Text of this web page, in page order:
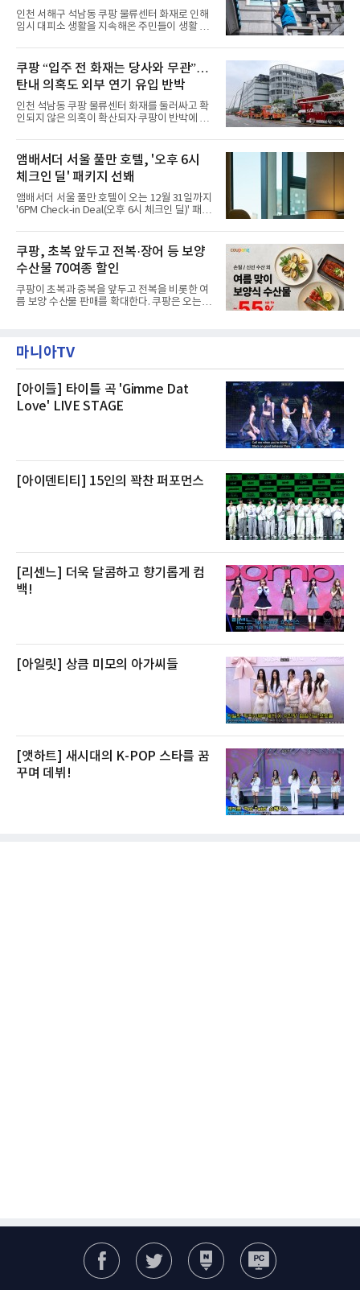
관을 소개해왔다. 앰버드 존은 앰버드가 우주여
행 중 수집한 다양한 굿즈를 전시한 '앰버드 플래
닛(Ambird Planet)과 계절별 플라워 연출로 사
라 극장을 모티브로 한 데코레이션으로 구성됐
다. 무대 공간 및 티켓 박스
력”
인천 서해구 석남동 쿠팡 물류센터 화재로 인해
임시 대피소 생활을 지속해온 주민들이 생활 터
필먼트서비스(CFS)가 지난 28일부터 화재 피해
주민을 대상으로 전문 출장 청소서비스 지원에
나섬으로써 본격적인 지역사회 복구 작업이 시
작된 것이다.대피소 주민 중심 청소 접수, 첫날
부터 2가구 지원 완료CFS는 신현초등학교, 신
현북초등학교, 신현여자중학교 등 인천 서해구
관내 임시 대피소 3곳에서 체류해온 화재 피해
민들의 호응 속에 CFS는 즉시 행동에 나섰다. 지
난 28일 오후 전문 청소업체와
쿠팡 “입주 전 화재는 당사와 무관”…
탄내 의혹도 외부 연기 유입 반박
인천 석남동 쿠팡 물류센터 화재를 둘러싸고 확
인되지 않은 의혹이 확산되자 쿠팡이 반박에 나
에 대해서는 외부 화재 연기 유입이라고 설명했
고, 2023년 같은 물류센터에서 발생한 화재에
대해서도 쿠팡 입주 전 공사 과정에서 벌어진 일
이라며 선을 그었다.쿠팡은 21일 인천 물류센터
내부에서 불이 타는 냄새가 났다는 의혹과 관련
해 “사실무근”이라는 입장을 밝혔다.회사 측은
“인근에서 지난 15일 다른 회사에서 발생한 대
것으로 확인됐다”고 설명했다.이어 “정확한 화
재 원인은 추후 조사될
앰배서더 서울 풀만 호텔, '오후 6시
체크인 딜' 패키지 선봬
앰배서더 서울 풀만 호텔이 오는 12월 31일까지
'6PM Check-in Deal(오후 6시 체크인 딜)' 패키
으로 여유로운 저녁 시간부터 호텔 스테이를 시
작할 수 있도록 준비됐다.앰배서더 서울 풀만 호
텔 측은 “퇴근 후 또는 주말 도심 속에서 짧지만
온전한 휴식을 원하는 고객들에게 특별한 경험
을 제공한다”고 밝혔다.패키지는 디럭스와 이그
제큐티브 두 가지 타입으로 구성된다. 디럭스 패
키지는 객실 1박(룸 온리)으로 심플한 호캉스를
스 센터 사우나 2인 이용 혜택이 포함된다.특히
클럽 앰배서더 라운지
쿠팡, 초복 앞두고 전복·장어 등 보양
수산물 70여종 할인
쿠팡이 초복과 중복을 앞두고 전복을 비롯한 여
름 보양 수산물 판매를 확대한다. 쿠팡은 오는
우 등이 포함됐다. 쿠팡은 올해 큰 크기의 전복
생산량이 늘어난 점을 반영해 주요 산지 상품을
전복은 산지에서 채취한 뒤 전국으로 직송되는
방식으로 운영된다. 신선도가 중요한 상품인 만
큼 이르면 다음 날 오전 배송이 가능하도록 물류
마니아TV
[아이들] 타이틀 곡 'Gimme Dat
Love' LIVE STAGE
[아이덴티티] 15인의 꽉찬 퍼포먼스
[리센느] 더욱 달콤하고 향기롭게 컴
백!
[아일릿] 상큼 미모의 아가씨들
[앳하트] 새시대의 K-POP 스타를 꿈
꾸며 데뷔!